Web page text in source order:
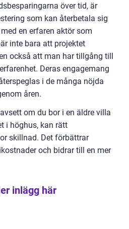
över tid, är
som kan återbetala sig
en erfaren aktör som
inte bara att projektet
också att man har tillgång till
Deras engagemang
i de många nöjda
åren.
om du bor i en äldre villa
i höghus, kan rätt
skillnad. Det förbättrar
och bidrar till en mer
inlägg här